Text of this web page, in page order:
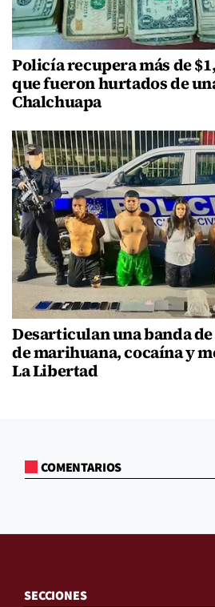
Policía recupera más de
que fueron hurtados de
Chalchuapa
Desarticulan una banda
de marihuana, cocaína y
La Libertad
COMENTARIOS
SECCIONES